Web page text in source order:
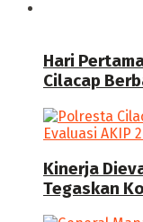
Hari
Cilacap
Kinerja
Tegaskan